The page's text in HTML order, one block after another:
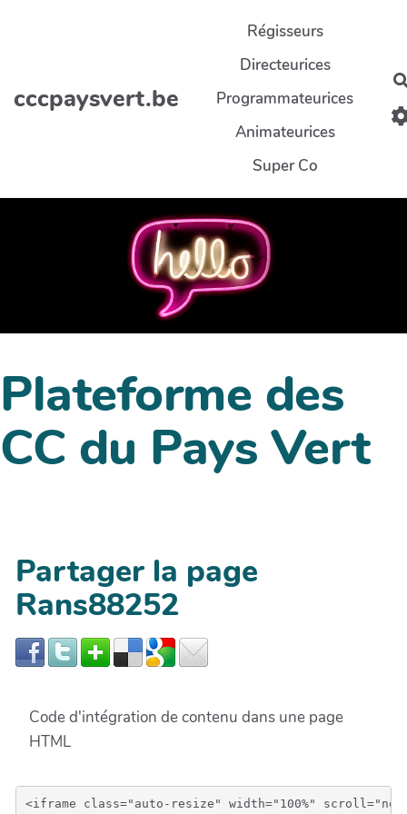
cccpaysvert.be
Régisseurs
Directeurices
Programmateurices
Animateurices
Super Co
Plateforme des
CC du Pays Vert
Partager la page
Rans88252
Code d'intégration de contenu dans une page
HTML